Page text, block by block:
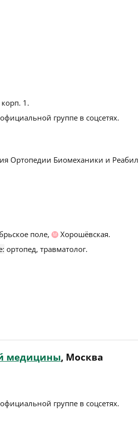
1 .
группе в соцсетях.
Ортопедии Биомеханики и
поле, М
Хорошёвская.
ортопед, травматолог.
медицины, Москва
группе в соцсетях.